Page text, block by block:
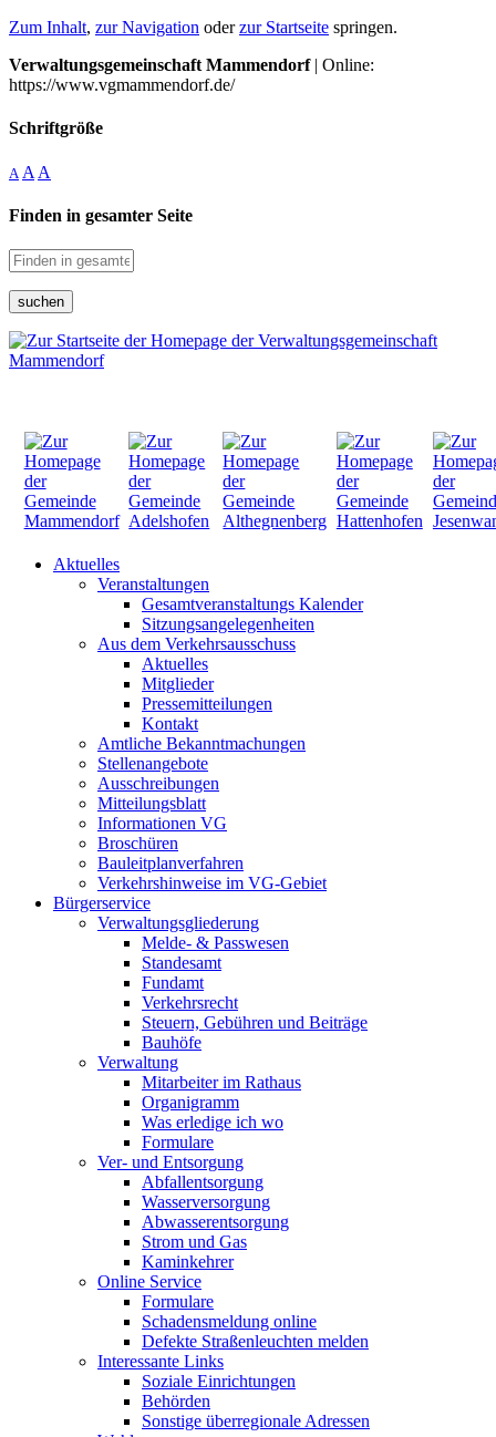
Zum Inhalt, zur Navigation oderzur Startseite springen.
Verwaltungsgemeinschaft Mammendorf| Online:
https://www.vgmammendorf.de/
Schriftgröße
A A A
Finden in gesamter Seite
suchen
Aktuelles
Veranstaltungen
Gesamtveranstaltungs Kalender
Sitzungsangelegenheiten
Aus dem Verkehrsausschuss
Aktuelles
Mitglieder
Pressemitteilungen
Kontakt
Amtliche Bekanntmachungen
Stellenangebote
Ausschreibungen
Mitteilungsblatt
Informationen VG
Broschüren
Bauleitplanverfahren
Verkehrshinweise im VG-Gebiet
Bürgerservice
Verwaltungsgliederung
Melde- & Passwesen
Standesamt
Fundamt
Verkehrsrecht
Steuern, Gebühren und Beiträge
Bauhöfe
Verwaltung
Mitarbeiter im Rathaus
Organigramm
Was erledige ich wo
Formulare
Ver- und Entsorgung
Abfallentsorgung
Wasserversorgung
Abwasserentsorgung
Strom und Gas
Kaminkehrer
Online Service
Formulare
Schadensmeldung online
Defekte Straßenleuchten melden
Interessante Links
Soziale Einrichtungen
Behörden
Sonstige überregionale Adressen